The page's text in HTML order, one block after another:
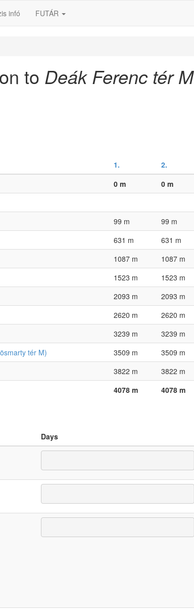
infó FUTÁR
to Deák Ferenc tér M
1. 2.
0 m
0 m
99 m
99 m
631 m 631 m
1087 m 1087 m
1523 m 1523 m
2093 m 2093 m
2620 m 2620 m
3239 m 3239 m
tér M) 3509 m 3509 m
3822 m 3822 m
4078 m 4078 m
Days